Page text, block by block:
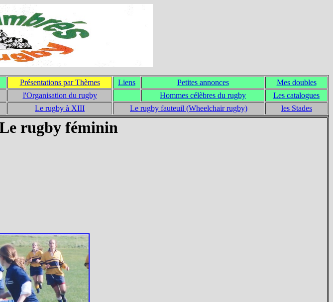
Présentations par Thèmes Liens Petites annonces
Mes doubles
l'Organisation du rugby Hommes célèbres du rugby
Les catalogues
Le rugby à XIII Le rugby fauteuil (Wheelchair rugby)
les Stades
rugby féminin